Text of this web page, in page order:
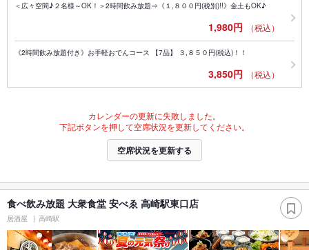
＜広々空間♪２名様～OK！＞2時間飲み放題⇒《１,８００円(税別)!!》金土もOK♪
1,980円 （税込）
《2時間飲み放題付き》お手軽おでんコース 【7品】 ３,８５０円(税込)！！
3,850円 （税込）
カレンダーの更新に失敗しました。
下記ボタンを押して空席状況を更新してください。
空席状況を更新する
食べ飲み放題 大衆食堂 安べゑ 高崎駅東口店
居酒屋 高崎駅